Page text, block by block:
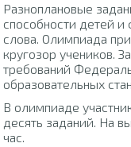
Разноплановые
способности детей
слова. Олимпиада
кругозор учеников.
требований
образовательных
В олимпиаде
десять заданий. На
час.